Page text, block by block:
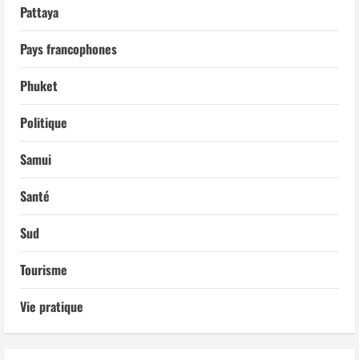
Pattaya
Pays francophones
Phuket
Politique
Samui
Santé
Sud
Tourisme
Vie pratique